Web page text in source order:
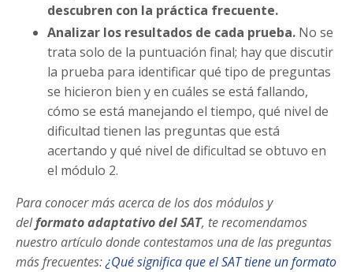
descubren con la práctica frecuente.
Analizar los resultados de cada prueba. No se
trata solo de la puntuación final; hay que discutir
la prueba para identificar qué tipo de preguntas
se hicieron bien y en cuáles se está fallando,
cómo se está manejando el tiempo, qué nivel de
dificultad tienen las preguntas que está
acertando y qué nivel de dificultad se obtuvo en
el módulo 2.
Para conocer más acerca de los dos módulos y
delformato adaptativo del SAT, te recomendamos
nuestro artículo donde contestamos una de las preguntas
más frecuentes:¿Qué significa que el SAT tiene un formato